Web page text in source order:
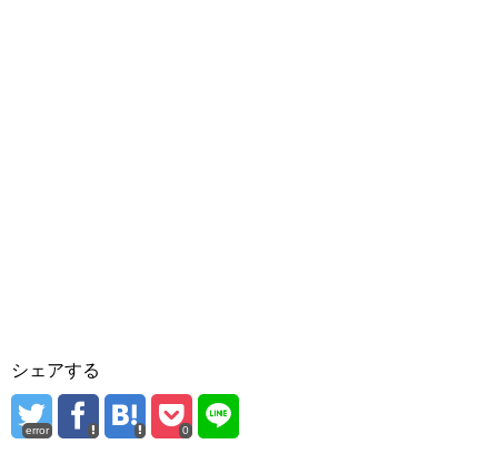
シェアする
error 0